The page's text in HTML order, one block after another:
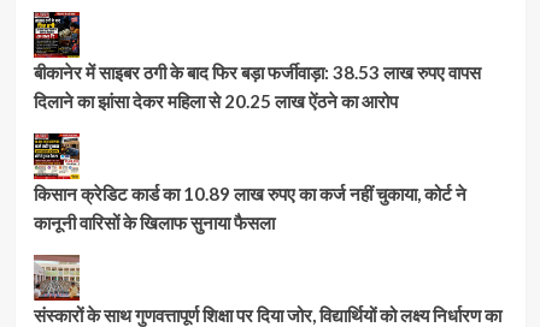
बीकानेर में साइबर ठगी के बाद फिर बड़ा फर्जीवाड़ा: 38.53 लाख रुपए वापस
दिलाने का झांसा देकर महिला से 20.25 लाख ऐंठने का आरोप
किसान क्रेडिट कार्ड का 10.89 लाख रुपए का कर्ज नहीं चुकाया, कोर्ट ने
कानूनी वारिसों के खिलाफ सुनाया फैसला
संस्कारों के साथ गुणवत्तापूर्ण शिक्षा पर दिया जोर, विद्यार्थियों को लक्ष्य निर्धारण का